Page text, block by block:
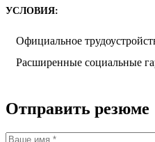
УСЛОВИЯ:
Официальное
Расширенные социальные
Отправить резюме